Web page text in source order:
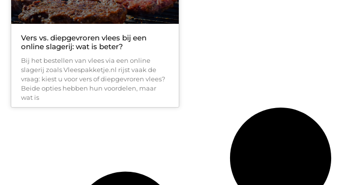
Vers vs. diepgevroren vlees bij een
online slagerij: wat is beter?
Bij het bestellen van vlees via een online
slagerij zoals Vleespakketje.nl rijst vaak de
vraag: kiest u voor vers of diepgevroren vlees?
Beide opties hebben hun voordelen, maar
wat is